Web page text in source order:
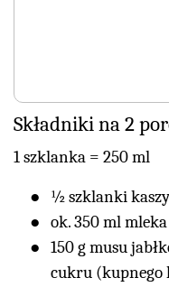
Składniki na 2
1 szklanka = 250 ml
½ szklanki
ok. 350 ml
150 g musu
cukru (kupnego